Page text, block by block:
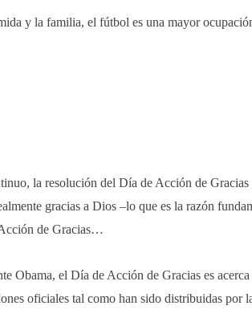
y la familia, el fútbol es una mayor
la resolución del Día de Acción de Gracias
gracias a Dios –lo que es la razón
de Gracias…
Obama, el Día de Acción de Gracias es
oficiales tal como han sido distribuidas por